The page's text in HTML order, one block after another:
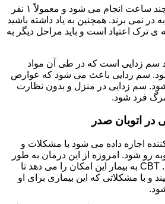
سم زدایی فوق سریع در چند ساعت انجام می شود و معمولاً ۱ نفر
سالم به در نمی برند. همچنین به یاد داشته باشید
ی ترک اعتیاد است و باید مراحل دیگر به
سم زدایی است که در طی آن مواد
سم زدایی باعث می شود که عوارض
شود. سم زدایی در منزل و بدون نظارت
فرد شود.
در اتوبان صدر
اجازه داده می شود با مشکلات و
رو شود. امروزه از این درمان به طور
گسترده استفاده می شود. CBT به بیمار این امکان را می دهد تا
و با مشکلاتی که این بیماری برای او